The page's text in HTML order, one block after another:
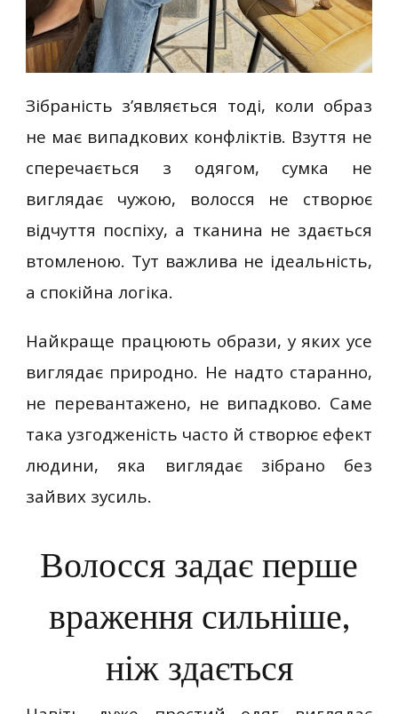
Зібраність з’являється тоді, коли образ
не має випадкових конфліктів. Взуття не
сперечається з одягом, сумка не
виглядає чужою, волосся не створює
відчуття поспіху, а тканина не здається
втомленою. Тут важлива не ідеальність,
а спокійна логіка.
Найкраще працюють образи, у яких усе
виглядає природно. Не надто старанно,
не перевантажено, не випадково. Саме
така узгодженість часто й створює ефект
людини, яка виглядає зібрано без
зайвих зусиль.
Волосся задає перше
враження сильніше,
ніж здається